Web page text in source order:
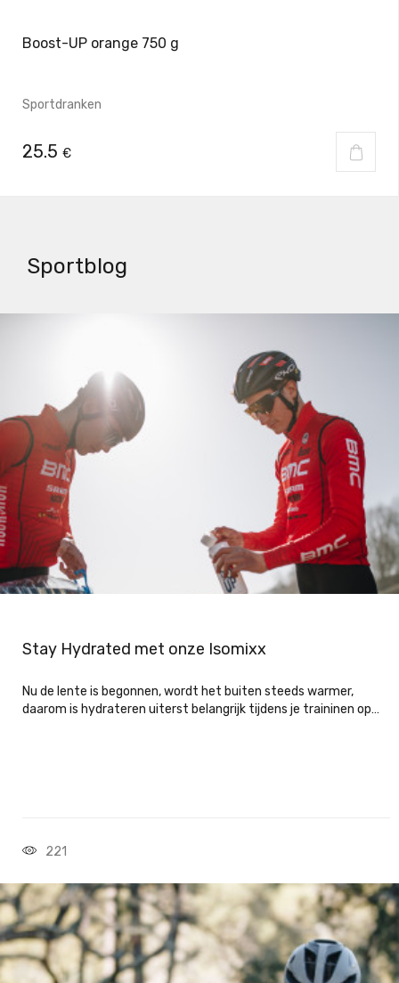
Boost-UP orange 750 g
Sportdranken
25.5 €
Sportblog
Stay Hydrated met onze Isomixx
Nu de lente is begonnen, wordt het buiten steeds warmer,
daarom is hydrateren uiterst belangrijk tijdens je traininen op…
221